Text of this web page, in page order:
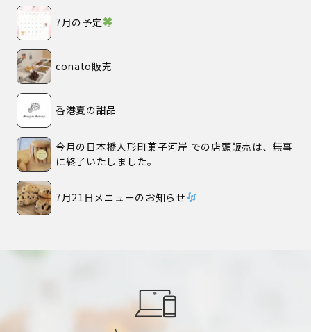
7月の予定
conato販売
香港夏の甜品
今月の日本橋人形町菓子河岸 での店頭販売は、無事
に終了いたしました。
7月21日メニューのお知らせ